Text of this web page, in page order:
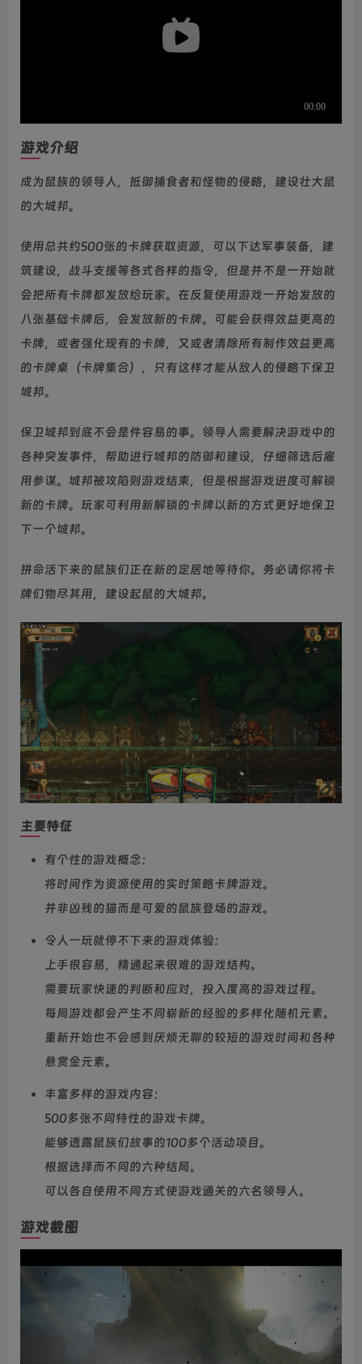
游戏介绍
成为鼠族的领导人，抵御捕食者和怪物的侵略，建设壮大鼠
的大城邦。
使用总共约500张的卡牌获取资源，可以下达军事装备，建
筑建设，战斗支援等各式各样的指令，但是并不是一开始就
会把所有卡牌都发放给玩家。在反复使用游戏一开始发放的
八张基础卡牌后，会发放新的卡牌。可能会获得效益更高的
卡牌，或者强化现有的卡牌，又或者清除所有制作效益更高
的卡牌桌（卡牌集合），只有这样才能从敌人的侵略下保卫
城邦。
保卫城邦到底不会是件容易的事。领导人需要解决游戏中的
各种突发事件，帮助进行城邦的防御和建设，仔细筛选后雇
用参谋。城邦被攻陷则游戏结束，但是根据游戏进度可解锁
新的卡牌。玩家可利用新解锁的卡牌以新的方式更好地保卫
下一个城邦。
拼命活下来的鼠族们正在新的定居地等待你。务必请你将卡
牌们物尽其用，建设起鼠的大城邦。
主要特征
有个性的游戏概念：
将时间作为资源使用的实时策略卡牌游戏。
并非凶残的猫而是可爱的鼠族登场的游戏。
令人一玩就停不下来的游戏体验：
上手很容易，精通起来很难的游戏结构。
需要玩家快速的判断和应对，投入度高的游戏过程。
每局游戏都会产生不同崭新的经验的多样化随机元素。
重新开始也不会感到厌烦无聊的较短的游戏时间和各种
悬赏金元素。
丰富多样的游戏内容：
500多张不同特性的游戏卡牌。
能够透露鼠族们故事的100多个活动项目。
根据选择而不同的六种结局。
可以各自使用不同方式使游戏通关的六名领导人。
游戏截图